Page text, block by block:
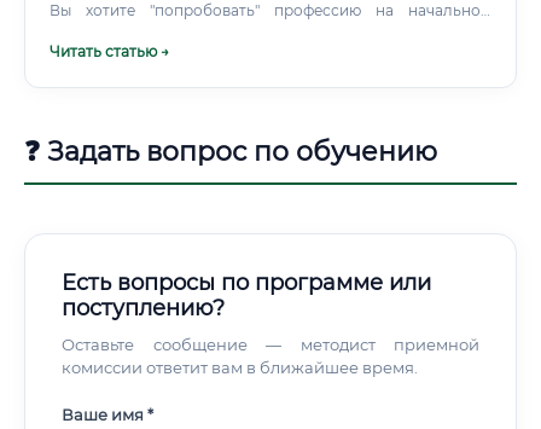
Вы хотите "попробовать" профессию на начальном
Читать статью →
❓ Задать вопрос по обучению
Есть вопросы по программе или
поступлению?
Оставьте сообщение — методист приемной
комиссии ответит вам в ближайшее время.
Ваше имя *